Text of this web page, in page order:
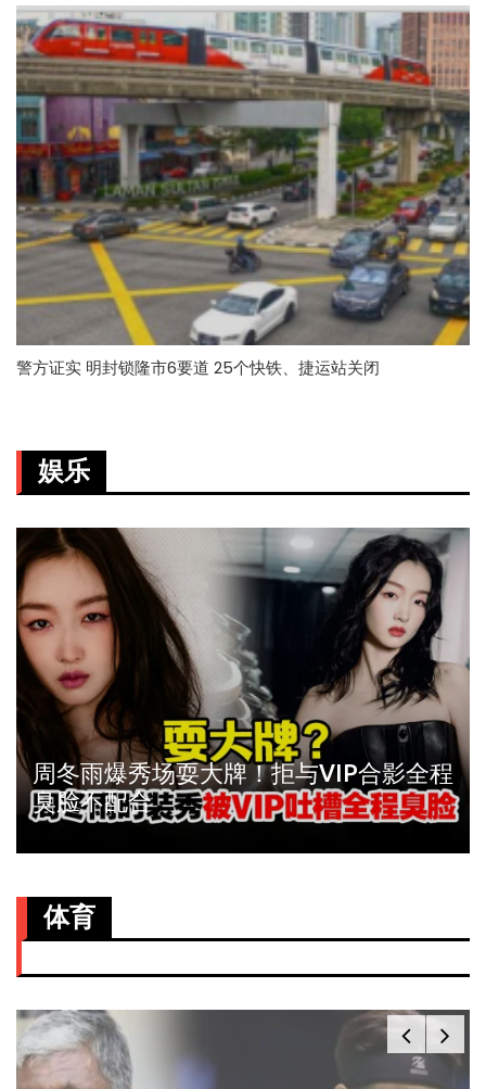
警方证实 明封锁隆市6要道 25个快铁、捷运站关闭
娱乐
周冬雨爆秀场耍大牌！拒与VIP合影全程
臭脸不配合
体育